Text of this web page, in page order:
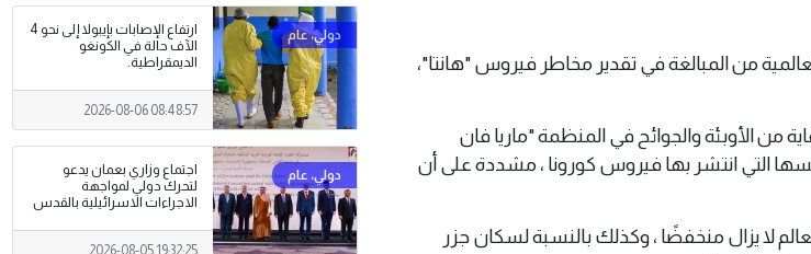
العالمية من المبالغة في تقدير مخاطر فيروس "هانتا"،
من الأوبئة والجوائح في المنظمة "ماريا فان
التي انتشر بها فيروس كورونا ، مشددة على أن
لا يزال منخفضًا ، وكذلك بالنسبة لسكان جزر
ارتفاع الإصابات بإيبولا إلى نحو 4
الآف حالة في الكونغو
الديمقراطية.
2026-08-06 08:48:57
اجتماع وزاري بعمان يدعو
لتحرك دولي لمواجهة
الاجراءات الاسرائيلية بالقدس
2026-08-05 19:32:25